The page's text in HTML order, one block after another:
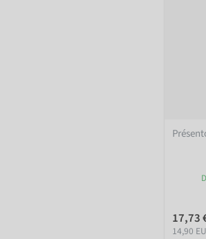
17,73
14,90